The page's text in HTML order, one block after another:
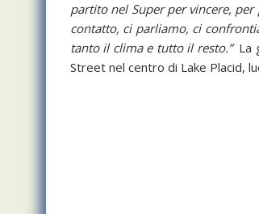
partito nel Super per vincere,
contatto, ci parliamo, ci
tanto il clima e tutto il resto.” La
Street nel centro di Lake Placid,